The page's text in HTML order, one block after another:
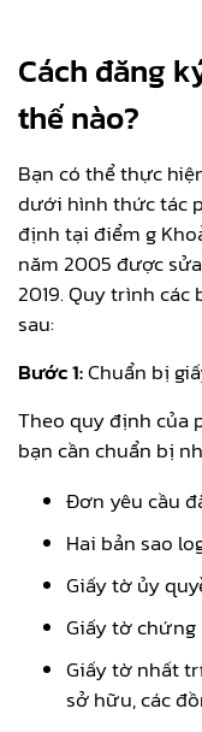
Cách đăng
thế nào?
Bạn có thể thực
dưới hình thức tác
định tại điểm g
năm 2005 được
2019. Quy trình
sau:
Bước 1:Chuẩn bị
Theo quy định của
bạn cần chuẩn bị
Đơn yêu cầu
Hai bản sao
Giấy tờ ủy
Giấy tờ
Giấy tờ nhất
sở hữu, các